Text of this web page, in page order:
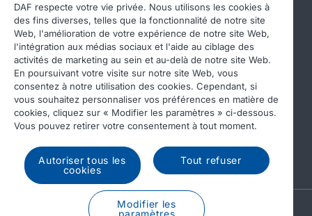
© 2026 DAF Legal notice
Privacy statement
Terms & Conditions
DAF and cookies
A PACCAR COMPANY
DAF respecte votre vie privée. Nous utilisons les cookies à
des fins diverses, telles que la fonctionnalité de notre site
Web, l'amélioration de votre expérience de notre site Web,
l'intégration aux médias sociaux et l'aide au ciblage des
activités de marketing au sein et au-delà de notre site Web.
En poursuivant votre visite sur notre site Web, vous
consentez à notre utilisation des cookies. Cependant, si
vous souhaitez personnaliser vos préférences en matière de
cookies, cliquez sur « Modifier les paramètres » ci-dessous.
Vous pouvez retirer votre consentement à tout moment.
Autoriser tous les
cookies
Tout refuser
Modifier les